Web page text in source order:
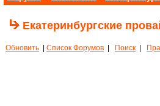
Екатеринбургские
Обновить Список Форумов Поиск